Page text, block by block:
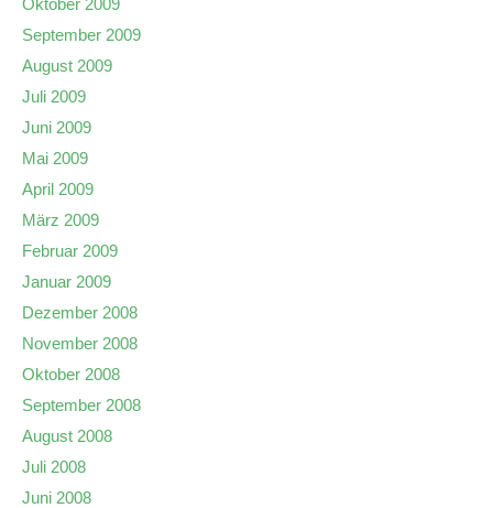
September 2009
August 2009
Juli 2009
Juni 2009
Mai 2009
April 2009
März 2009
Februar 2009
Januar 2009
Dezember 2008
November 2008
Oktober 2008
September 2008
August 2008
Juli 2008
Juni 2008